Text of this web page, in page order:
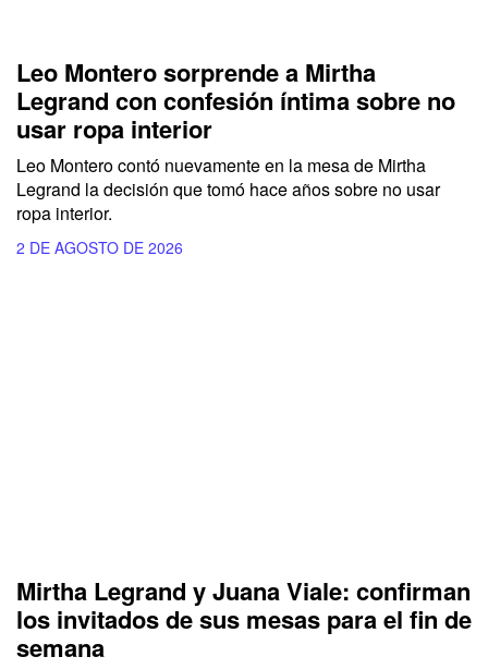
Leo Montero sorprende a Mirtha
Legrand con confesión íntima sobre no
usar ropa interior
Leo Montero contó nuevamente en la mesa de Mirtha
Legrand la decisión que tomó hace años sobre no usar
ropa interior.
2 DE AGOSTO DE 2026
Mirtha Legrand y Juana Viale: confirman
los invitados de sus mesas para el fin de
semana